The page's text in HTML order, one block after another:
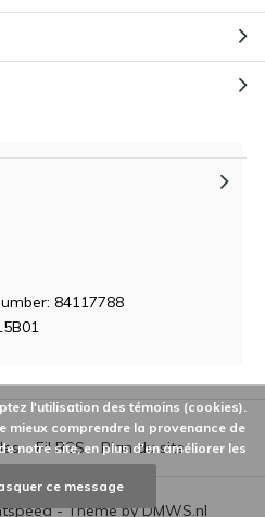
84117788
- Theme byDMWS.nl
Fil RSS Plan du site
l'utilisation des témoins (cookies).
mieux comprendre la provenance de
notre site, en plus d'en améliorer les
ce message